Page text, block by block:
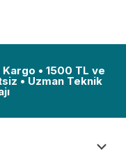
• 1500 TL ve
• Uzman Teknik